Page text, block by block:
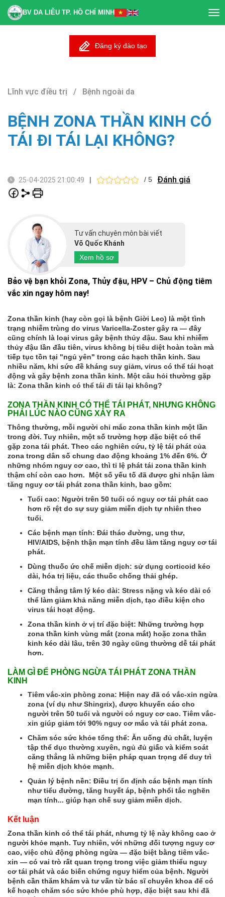
BV DA LIỄU TP. HỒ CHÍ MINH
Đăng ký đào tạo
Lĩnh vực điều trị / Bệnh ngoài da
BỆNH ZONA THẦN KINH CÓ
TÁI ĐI TÁI LẠI KHÔNG?
25-04-2025 21:00:49 | / 5 Đánh giá
Tư vấn chuyên môn bài viết
Võ Quốc Khánh
Xem hồ sơ
Bảo vệ bạn khỏi Zona, Thủy đậu, HPV – Chủ động tiêm
vắc xin ngay hôm nay!
Zona thần kinh (hay còn gọi là bệnh Giời Leo) là một tình
trạng nhiễm trùng do virus Varicella-Zoster gây ra — đây
cũng chính là loại virus gây bệnh thủy đậu. Sau khi nhiễm
thủy đậu lần đầu tiên, virus không bị tiêu diệt hoàn toàn mà
tiếp tục tồn tại "ngủ yên" trong các hạch thần kinh. Sau
nhiều năm, khi sức đề kháng suy giảm, virus có thể tái hoạt
động và gây bệnh zona thần kinh. Một câu hỏi thường gặp
là: Zona thần kinh có thể tái đi tái lại không?
ZONA THẦN KINH CÓ THỂ TÁI PHÁT, NHƯNG KHÔNG
PHẢI LÚC NÀO CŨNG XẢY RA
Thông thường, mỗi người chỉ mắc zona thần kinh một lần
trong đời. Tuy nhiên, một số trường hợp đặc biệt có thể
gặp zona tái phát. Theo các nghiên cứu, tỷ lệ tái phát của
zona trong dân số chung dao động khoảng 1% đến 6%. Ở
những nhóm nguy cơ cao, thì tỉ lệ phát tái zona thần kinh
thậm chí còn cao hơn. Một số yếu tố đã được ghi nhận làm
tăng nguy cơ tái phát zona thần kinh, bao gồm:
Tuổi cao: Người trên 50 tuổi có nguy cơ tái phát cao
hơn rõ rệt do sự suy giảm miễn dịch tự nhiên theo
tuổi.
Các bệnh mạn tính: Đái tháo đường, ung thư,
HIV/AIDS, bệnh thận mạn tính đều làm tăng nguy cơ tái
phát.
Dùng thuốc ức chế miễn dịch: sử dụng corticoid kéo
dài, hóa trị liệu, các thuốc chống thải ghép.
Căng thẳng tâm lý kéo dài: Stress nặng và kéo dài có
thể làm giảm khả năng miễn dịch, tạo điều kiện cho
virus tái hoạt động.
Zona thần kinh ở vị trí đặc biệt: Những trường hợp
zona thần kinh vùng mắt (zona mắt) hoặc zona thần
kinh kéo dài lâu, trên 30 ngày cũng thường dễ tái phát
hơn.
LÀM GÌ ĐỂ PHÒNG NGỪA TÁI PHÁT ZONA THẦN
KINH
Tiêm vắc-xin phòng zona: Hiện nay đã có vắc-xin ngừa
zona (ví dụ như Shingrix), được khuyến cáo cho
người trên 50 tuổi và người có nguy cơ cao. Tiêm vắc-
xin giúp giảm tới 90% nguy cơ mắc và tái phát zona.
Chăm sóc sức khỏe tổng thể: Ăn uống đủ chất, luyện
tập thể dục thường xuyên, ngủ đủ giấc và kiểm soát
căng thẳng là những biện pháp quan trọng để duy trì
hệ miễn dịch khỏe mạnh.
Quản lý bệnh nền: Điều trị ổn định các bệnh mạn tính
như tiểu đường, tăng huyết áp, bệnh phổi tắc nghẽn
mạn tính... giúp hạn chế suy giảm miễn dịch.
Kết luận
Zona thần kinh có thể tái phát, nhưng tỷ lệ này không cao ở
người khỏe mạnh. Tuy nhiên, với những đối tượng nguy cơ
cao, việc chủ động phòng ngừa — đặc biệt bằng tiêm vắc-
xin — có vai trò rất quan trọng trong việc giảm thiểu nguy
cơ tái phát và các biến chứng nguy hiểm của bệnh. Người
bệnh cần thăm khám và tư vấn từ bác sĩ chuyên khoa để có
kế hoạch chăm sóc sức khỏe phù hợp, đặc biệt sau khi đã